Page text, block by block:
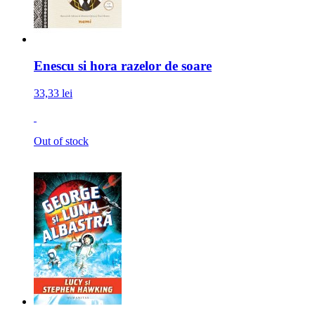
Enescu si hora razelor de soare
33,33 lei
Out of stock